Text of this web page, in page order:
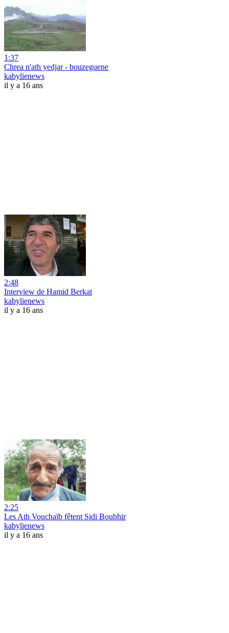
1:37
Chrea n'ath yedjar - bouzeguene
kabylienews
il y a 16 ans
2:48
Interview de Hamid Berkat
kabylienews
il y a 16 ans
2:25
Les Ath Vouchaïb fêtent Sidi Boubhir
kabylienews
il y a 16 ans